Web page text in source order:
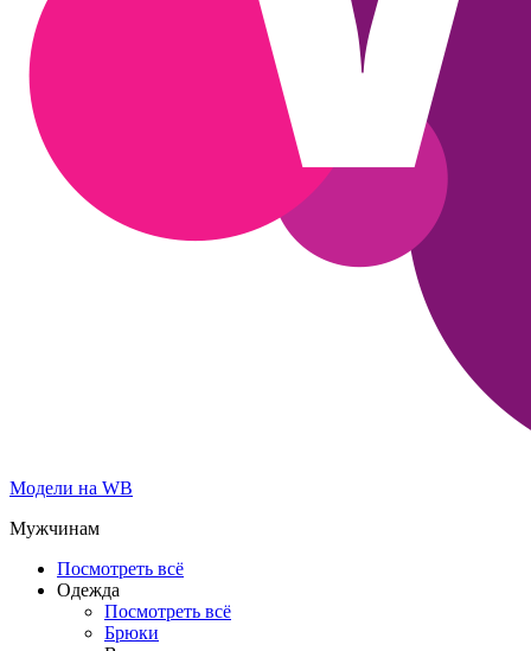
Модели на WB
Мужчинам
Посмотреть всё
Одежда
Посмотреть всё
Брюки